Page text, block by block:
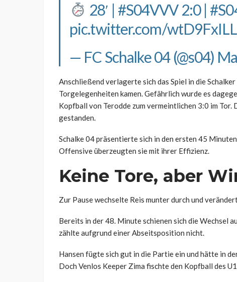
28′ | #S04VVV2:0 |
pic.twitter.com/
— FC Schalke 04 (@s04)
Anschließend verlagerte sich das Spiel in die
Torgelegenheiten kamen. Gefährlich wurde es
Kopfball von Terodde zum vermeintlichen 3:0 im
gestanden.
Schalke 04 präsentierte sich in den ersten 45
Offensive überzeugten sie mit ihrer Effizienz.
Keine Tore, aber
Zur Pause wechselte Reis munter durch und
Bereits in der 48. Minute schienen sich die Wechsel
zählte aufgrund einer Abseitsposition nicht.
Hansen fügte sich gut in die Partie ein und hätte in
Doch Venlos Keeper Zima fischte den Kopfball des